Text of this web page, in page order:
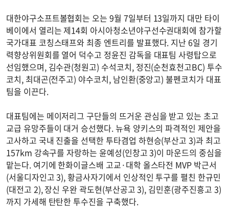
대한야구소프트볼협회는 오는 9월 7일부터 13일까지 대만 타이
베이에서 열리는 제14회 아시아청소년야구선수권대회에 참가할
국가대표 코칭스태프와 최종 엔트리를 발표했다. 지난 6일 경기
력향상위원회를 열어 덕수고 정윤진 감독을 대표팀 사령탑으로
선임했으며, 김수관(청원고) 수석코치, 정진(순천효천고BC) 투수
코치, 최대곤(전주고) 야수코치, 남인환(중앙고) 불펜코치가 대표
팀을 이끈다.
대표팀에는 메이저리그 구단들의 뜨거운 관심을 받고 있는 초고
교급 유망주들이 대거 승선했다. 뉴욕 양키스의 파격적인 제안을
고사하고 국내 진출을 선택한 투타겸업 하현승(부산고 3)과 최고
157km 강속구를 자랑하는 윤예성(인창고 3)이 마운드의 중심을
맡는다. 여기에 한화이글스배 고교·대학 올스타전 MVP 박근서
(서울디자인고 3), 황금사자기에서 인상적인 투구를 펼친 한규민
(대전고 2), 장신 우완 곽도현(부산공고 3), 김민훈(광주진흥고 3)
까지 가세해 탄탄한 투수진을 구축했다.